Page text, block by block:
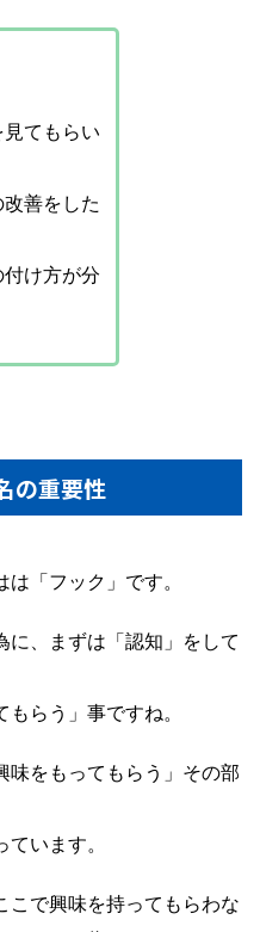
見てもらい
善をした
付け方が分
の重要性
「フック」です。
に、まずは「認知」をして
らう」事ですね。
味をもってもらう」その部
います。
こで興味を持ってもらわな